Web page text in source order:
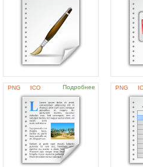
PNG ICO Подробнее PNG